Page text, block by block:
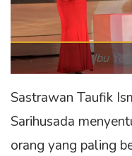
Ibu
Sastrawan Taufik
Sarihusada
orang yang paling